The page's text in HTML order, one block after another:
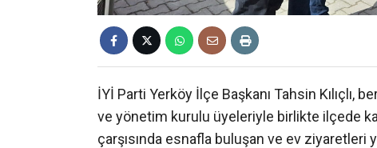
İYİ Parti Yerköy İlçe Başkanı Tahsin Kılıçlı,
ve yönetim kurulu üyeleriyle birlikte ilçede
çarşısında esnafla buluşan ve ev ziyaretleri